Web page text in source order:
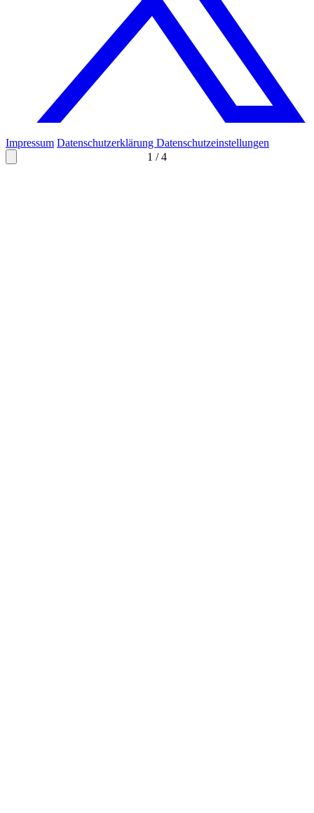
1 /4
Impressum Datenschutzerklärung Datenschutzeinstellungen